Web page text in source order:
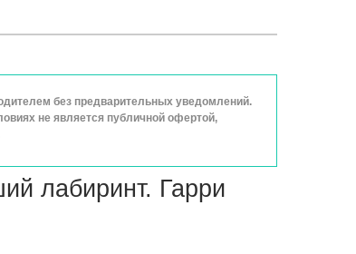
без предварительных уведомлений.
не является публичной офертой,
лабиринт. Гарри